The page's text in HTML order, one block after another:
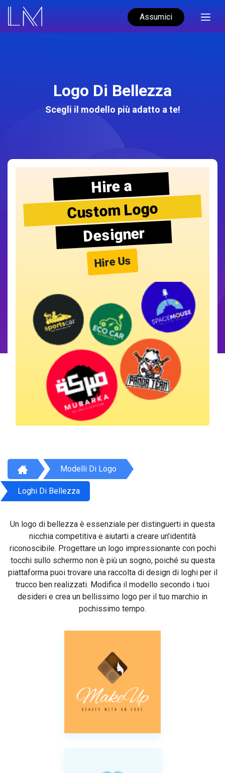
Assumici
Logo Di Bellezza
Scegli il modello più adatto a te!
Hire a
Custom Logo
Designer
Hire Us
Modelli Di Logo
Loghi Di Bellezza
Un logo di bellezza è essenziale per distinguerti in questa
nicchia competitiva e aiutarti a creare un'identità
riconoscibile. Progettare un logo impressionante con pochi
tocchi sullo schermo non è più un sogno, poiché su questa
piattaforma puoi trovare una raccolta di design di loghi per il
trucco ben realizzati. Modifica il modello secondo i tuoi
desideri e crea un bellissimo logo per il tuo marchio in
pochissimo tempo.